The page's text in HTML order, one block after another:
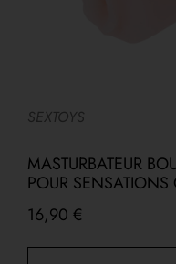
SEXTOYS
MASTURBATEUR
POUR SENSATIONS
16,90 €